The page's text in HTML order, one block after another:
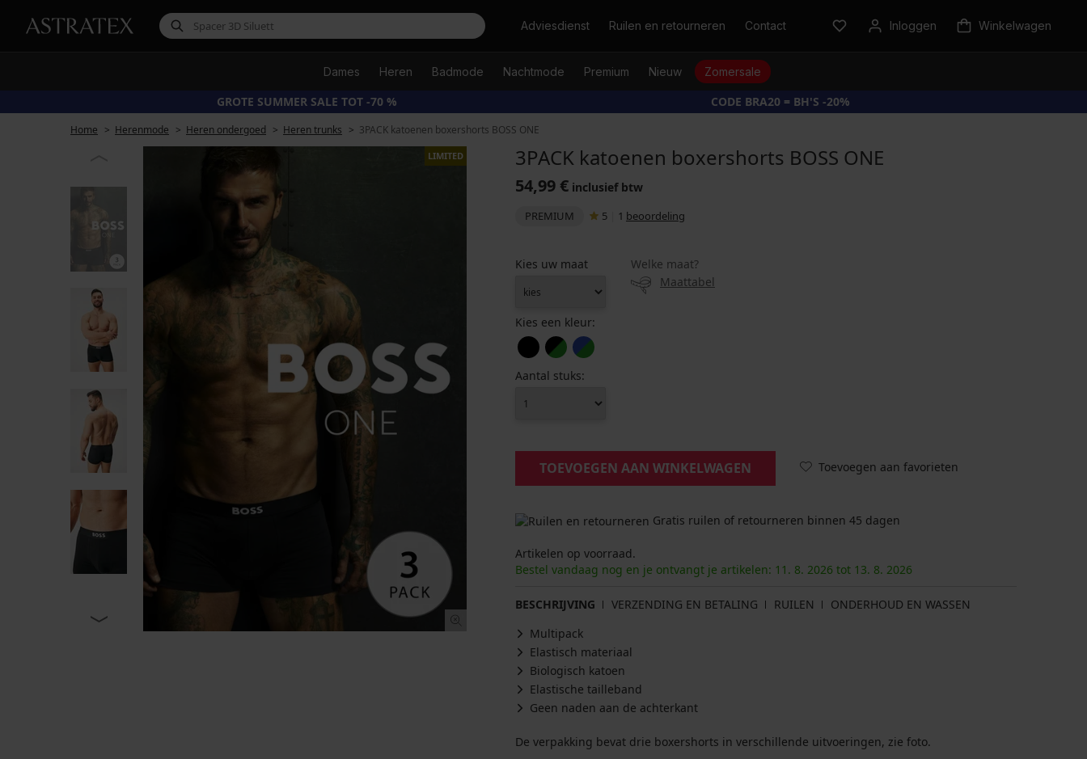
ZoekenAdviesdienst Ruilen en retourneren Contact Inloggen Winkelwagen
Dames Heren Badmode Nachtmode Premium Nieuw Zomersale
GROTE SUMMER SALE TOT -70 % CODE BRA20 = BH'S -20%
Home Herenmode Heren ondergoed Heren trunks 3PACK katoenen boxershorts BOSS ONE
LIMITED 3PACK katoenen boxershorts BOSS ONE
54,99 € inclusief btw
PREMIUM 5 1 beoordeling
Kies uw maat
Welke maat?
Maattabel
Kies een kleur:
Aantal stuks:
TOEVOEGEN AAN WINKELWAGEN Toevoegen aan favorieten
Gratis ruilen of retourneren binnen 45 dagen
Artikelen op voorraad.
Bestel vandaag nog en je ontvangt je artikelen: 11. 8. 2026 tot 13. 8. 2026
BESCHRIJVING VERZENDING EN BETALING RUILEN
ONDERHOUD EN WASSEN
Multipack
Elastisch materiaal
Biologisch katoen
Elastische tailleband
Geen naden aan de achterkant
De verpakking bevat drie boxershorts in verschillende uitvoeringen, zie foto.